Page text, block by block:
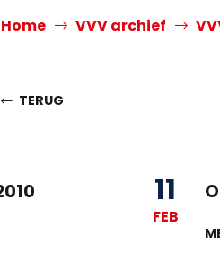
Home VVV archief
TERUG
11
FEB